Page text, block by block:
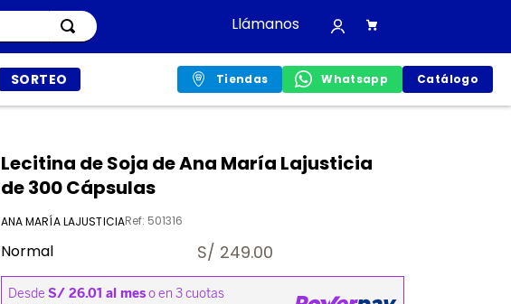
Llámanos
SORTEO Tiendas Whatsapp Catálogo
Lecitina de Soja de Ana María Lajusticia
de 300 Cápsulas
ANA MARÍA LAJUSTICIARef: 501316
Normal S/ 249.00